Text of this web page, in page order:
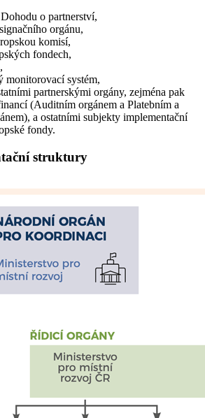
o partnerství,
orgánu,
komisí,
fondech,
monitorovací systém,
partnerskými orgány, zejména pak
(Auditním orgánem a Platebním a
a ostatními subjekty implementační
fondy.
struktury